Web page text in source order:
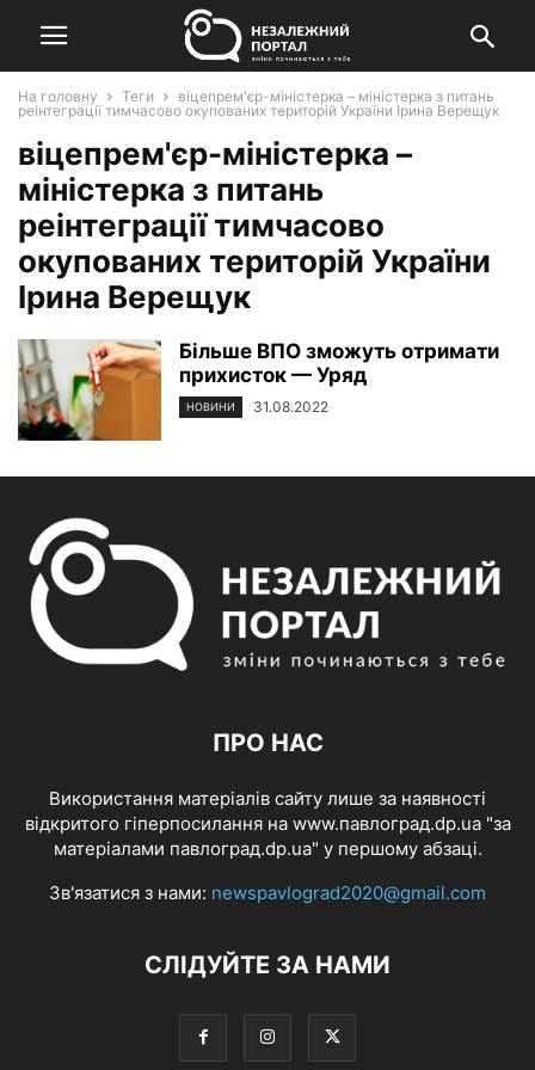
На головну Теги
віцепрем'єр-міністерка – міністерка з питань
реінтеграції тимчасово окупованих територій України Ірина Верещук
віцепрем'єр-міністерка –
міністерка з питань
реінтеграції тимчасово
окупованих територій України
Ірина Верещук
Більше ВПО зможуть отримати
прихисток — Уряд
НОВИНИ 31.08.2022
ПРО НАС
Використання матеріалів сайту лише за наявності
відкритого гіперпосилання на www.павлоград.dp.ua "за
матеріалами павлоград.dp.ua" у першому абзаці.
Зв'язатися з нами: newspavlograd2020@gmail.com
СЛІДУЙТЕ ЗА НАМИ